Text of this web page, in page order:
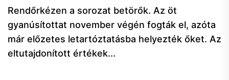
Rendőrkézen a sorozat betörők. Az öt
gyanúsítottat november végén fogták el, azóta
már előzetes letartóztatásba helyezték őket. Az
eltutajdonított értékek...